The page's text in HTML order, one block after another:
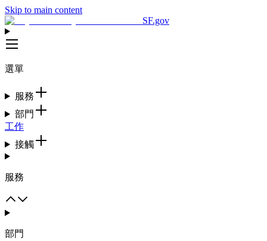
Skip to main content
SF.gov
選單
服務
部門
工作
接觸
服務
部門